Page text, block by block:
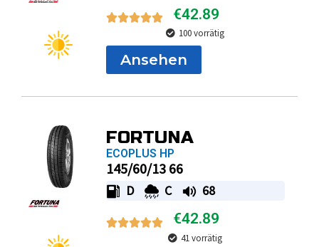
€42.89
100 vorrätig
Ansehen
FORTUNA
ECOPLUS HP
145/60/13 66
D C 68
€42.89
41 vorrätig